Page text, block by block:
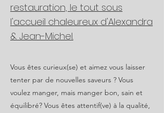
restauration, le tout sous
l'accueil chaleureux d'Alexandra
& Jean-Michel.
Vous êtes curieux(se) et aimez vous laisser
tenter par de nouvelles saveurs ? Vous
voulez manger, mais manger bon, sain et
équilibré? Vous êtes attentif(ve) à la qualité,